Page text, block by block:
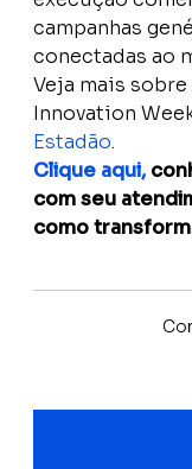
campanhas
conectadas ao
Veja mais
Innovation
Estadão.
Clique aqui,
com seu
como